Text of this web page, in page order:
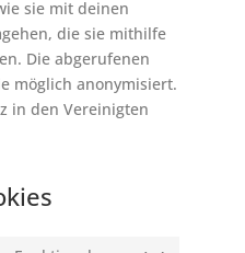
sie mit deinen
die sie mithilfe
Die abgerufenen
möglich anonymisiert.
in den Vereinigten